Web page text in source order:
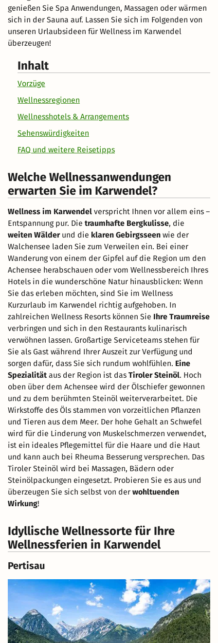
genießen Sie Spa Anwendungen, Massagen oder wärmen
sich in der Sauna auf. Lassen Sie sich im Folgenden von
unseren Urlaubsideen für Wellness im Karwendel
überzeugen!
Inhalt
Vorzüge
Wellnessregionen
Wellnesshotels & Arrangements
Sehenswürdigkeiten
FAQ und weitere Reisetipps
Welche Wellnessanwendungen
erwarten Sie im Karwendel?
Wellness im Karwendel verspricht Ihnen vor allem eins –
Entspannung pur. Die traumhafte Bergkulisse, die
weiten Wälderund die klaren Gebirgsseen wie der
Walchensee laden Sie zum Verweilen ein. Bei einer
Wanderung von einem der Gipfel auf die Region um den
Achensee herabschauen oder vom Wellnessbereich Ihres
Hotels in die wunderschöne Natur hinausblicken: Wenn
Sie das erleben möchten, sind Sie im Wellness
Kurzurlaub im Karwendel richtig aufgehoben. In
zahlreichen Wellness Resorts können Sie Ihre Traumreise
verbringen und sich in den Restaurants kulinarisch
verwöhnen lassen. Großartige Serviceteams stehen für
Sie als Gast während Ihrer Auszeit zur Verfügung und
sorgen dafür, dass Sie sich rundum wohlfühlen. Eine
Spezialitätaus der Region ist das Tiroler Steinöl. Hoch
oben über dem Achensee wird der Ölschiefer gewonnen
und zu dem berühmten Steinöl weiterverarbeitet. Die
Wirkstoffe des Öls stammen von vorzeitlichen Pflanzen
und Tieren aus dem Meer. Der hohe Gehalt an Schwefel
wird für die Linderung von Muskelschmerzen verwendet,
ist ein ideales Pflegemittel für die Haare und die Haut
und kann auch bei Rheuma Besserung versprechen. Das
Tiroler Steinöl wird bei Massagen, Bädern oder
Steinölpackungen eingesetzt. Probieren Sie es aus und
überzeugen Sie sich selbst von der wohltuenden
Wirkung!
Idyllische Wellnessorte für Ihre
Wellnessferien in Karwendel
Pertisau